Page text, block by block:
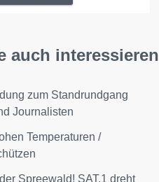
auch interessieren
zum Standrundgang
Journalisten
Temperaturen /
Spreewald! SAT.1 dreht